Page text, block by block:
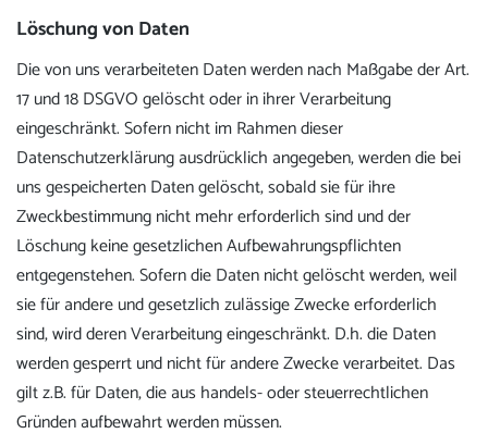
Löschung von Daten
Die von uns verarbeiteten Daten werden nach Maßgabe der Art.
17 und 18 DSGVO gelöscht oder in ihrer Verarbeitung
eingeschränkt. Sofern nicht im Rahmen dieser
Datenschutzerklärung ausdrücklich angegeben, werden die bei
uns gespeicherten Daten gelöscht, sobald sie für ihre
Zweckbestimmung nicht mehr erforderlich sind und der
Löschung keine gesetzlichen Aufbewahrungspflichten
entgegenstehen. Sofern die Daten nicht gelöscht werden, weil
sie für andere und gesetzlich zulässige Zwecke erforderlich
sind, wird deren Verarbeitung eingeschränkt. D.h. die Daten
werden gesperrt und nicht für andere Zwecke verarbeitet. Das
gilt z.B. für Daten, die aus handels- oder steuerrechtlichen
Gründen aufbewahrt werden müssen.